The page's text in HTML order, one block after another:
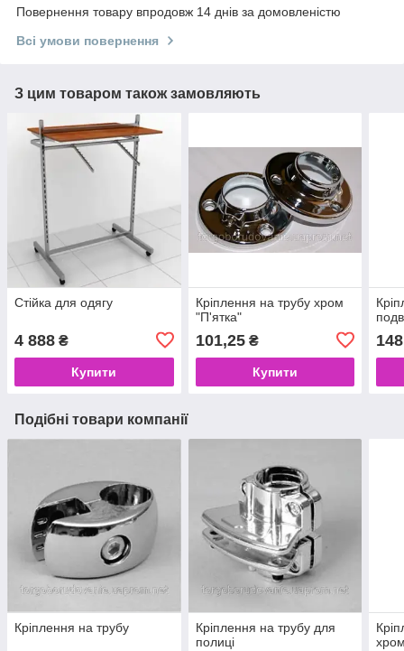
Повернення товару впродовж 14 днів за домовленістю
Всі умови повернення
З цим товаром також замовляють
Стійка для одягу
4 888 ₴
Купити
Кріплення на трубу хром
"П'ятка"
101,25₴
Купити
Подібні товари компанії
Кріплення на трубу
Кріплення на трубу для
полиці